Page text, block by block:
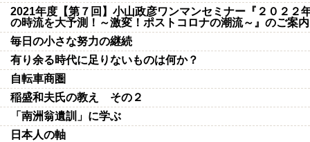
2021年度【第７回】小山政彦ワンマンセミナー『２０２２
の時流を大予測！～激変！ポストコロナの潮流～』のご案内
毎日の小さな努力の継続
有り余る時代に足りないものは何か？
自転車商圏
稲盛和夫氏の教え その２
「南洲翁遺訓」に学ぶ
日本人の軸